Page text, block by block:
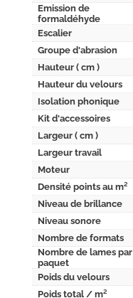
Emission de
formaldéhyde
Escalier
Groupe d'abrasion
Hauteur ( cm )
Hauteur du velours
Isolation phonique
Kit d'accessoires
Largeur ( cm )
Largeur travail
Moteur
Densité points au m²
Niveau de brillance
Niveau sonore
Nombre de formats
Nombre de lames par
paquet
Poids du velours
Poids total / m²